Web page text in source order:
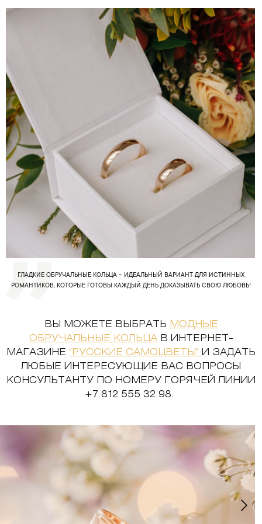
ГЛАДКИЕ ОБРУЧАЛЬНЫЕ КОЛЬЦА – ИДЕАЛЬНЫЙ ВАРИАНТ ДЛЯ ИСТИННЫХ
РОМАНТИКОВ, КОТОРЫЕ ГОТОВЫ КАЖДЫЙ ДЕНЬ ДОКАЗЫВАТЬ СВОЮ ЛЮБОВЬ!
ВЫ МОЖЕТЕ ВЫБРАТЬ МОДНЫЕ
ОБРУЧАЛЬНЫЕ КОЛЬЦАВ ИНТЕРНЕТ-
МАГАЗИНЕ "РУССКИЕ САМОЦВЕТЫ" И ЗАДАТЬ
ЛЮБЫЕ ИНТЕРЕСУЮЩИЕ ВАС ВОПРОСЫ
КОНСУЛЬТАНТУ ПО НОМЕРУ ГОРЯЧЕЙ ЛИНИИ
+7 812 555 32 98.